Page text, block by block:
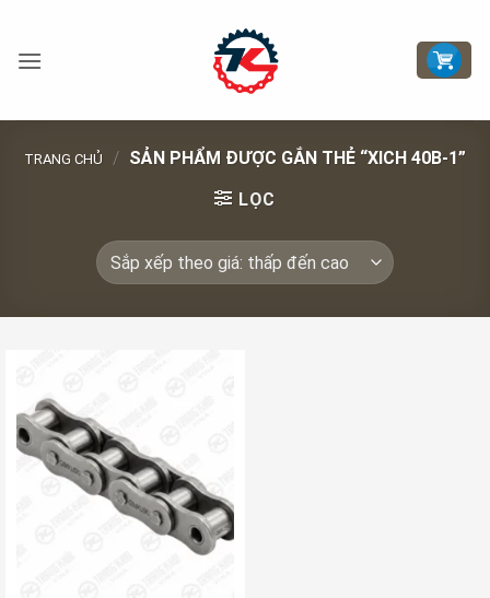
nội
TRANG CHỦ / SẢN PHẨM ĐƯỢC GẮN THẺ “XICH 40B-1”
LỌC